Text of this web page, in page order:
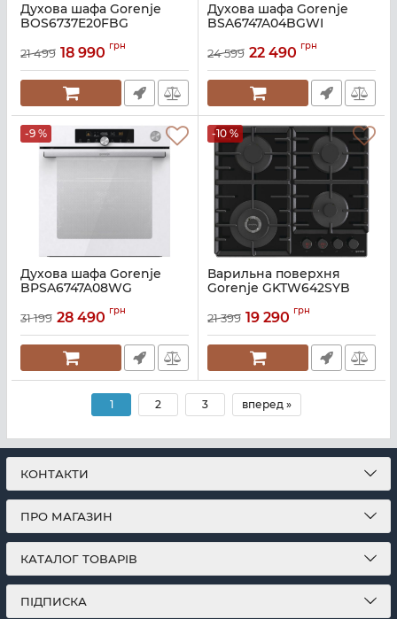
Духова шафа Gorenje
BOS6737E20FBG
21 499 18 990 грн
Духова шафа Gorenje
BSA6747A04BGWI
24 599 22 490 грн
-9 %
Духова шафа Gorenje
BPSA6747A08WG
31 199 28 490 грн
-10 %
Варильна поверхня
Gorenje GKTW642SYB
21 399 19 290 грн
1 2 3 вперед »
КОНТАКТИ
ПРО МАГАЗИН
КАТАЛОГ ТОВАРІВ
ПІДПИСКА